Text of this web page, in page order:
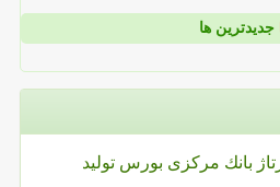
جدیدترین ها
بانك مركزی بورس تولید